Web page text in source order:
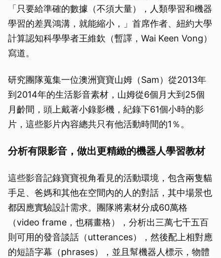
「只要給準確的數據（不須大量），人類學習和機器
學習的差異鴻溝，就能縮小，」首席作者、紐約大學
計算認知科學學者王維欽（暫譯，Wai Keen Vong）
寫道。
研究團隊蒐集一位澳洲寶寶山姆（Sam）從2013年
到2014年的生活影音素材，山姆從6個月大到25個
月齡間，頭上戴著小錄影機，紀錄下61個小時的影
片，這些影片內容總共只有他活動時間的1％。
分析有限影音，做出更精緻的機器人學習教材
這些影音記錄寶寶視角看見的活動環境，包含兩隻貓
手足、爸媽和其他在空間內的人的對話，其中場景也
都因應實驗設計需求。團隊將素材分成60萬格
（video frame，也稱畫格），分析出三萬七千五百
則可用的發音談話（utterances），然後配上相對應
的短語字幕（phrases），並且幫機器人標示，物體